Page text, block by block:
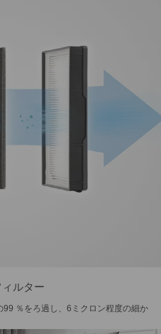
ルター
％をろ過し、6ミクロン程度の細か